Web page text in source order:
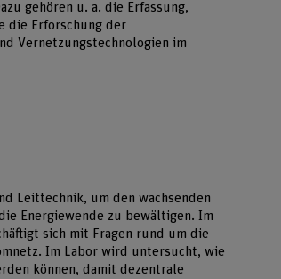
gehören u. a. die Erfassung,
die Erforschung der
Vernetzungstechnologien im
Leittechnik, um den wachsenden
Energiewende zu bewältigen. Im
sich mit Fragen rund um die
Im Labor wird untersucht, wie
können, damit dezentrale